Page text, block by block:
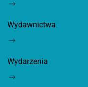
Wydawnictwa
Wydarzenia